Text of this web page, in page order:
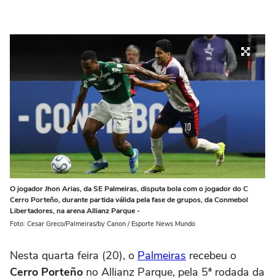
O jogador Jhon Arias, da SE Palmeiras, disputa bola com o jogador do C
Cerro Porteño, durante partida válida pela fase de grupos, da Conmebol
Libertadores, na arena Allianz Parque -
Foto: Cesar Greco/Palmeiras/by Canon / Esporte News Mundo
Nesta quarta feira (20), o Palmeiras recebeu o
Cerro Porteño no Allianz Parque, pela 5ª rodada da